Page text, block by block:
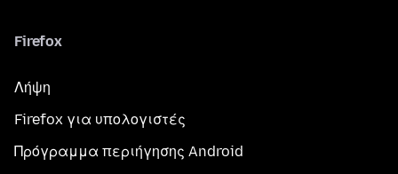
Firefox
Λήψη
Firefox για υπολογιστές
Πρόγραμμα περιήγησης Android